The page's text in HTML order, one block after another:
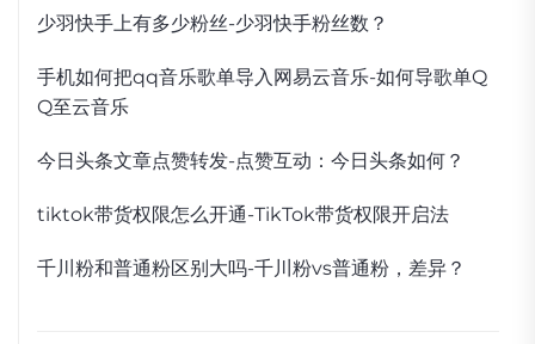
少羽快手上有多少粉丝-少羽快手粉丝数？
手机如何把qq音乐歌单导入网易云音乐-如何导歌单Q
Q至云音乐
今日头条文章点赞转发-点赞互动：今日头条如何？
tiktok带货权限怎么开通-TikTok带货权限开启法
千川粉和普通粉区别大吗-千川粉vs普通粉，差异？